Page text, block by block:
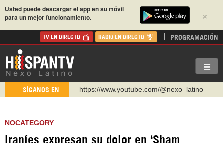
×
Usted puede descargar el app en su móvil
para un mejor funcionamiento.
TV EN DIRECTO RADIO EN DIRECTO PROGRAMACIÓN
SÍGANOS EN
https://www.youtube.com/@nexo_latino
https://urmedium.com/c/hispantv
NOCATEGORY
Iraníes expresan su dolor en ‘Sham